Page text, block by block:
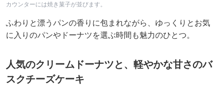
カウンターには焼き菓子が並びます。
ふわりと漂うパンの香りに包まれながら、ゆっくりとお気
に入りのパンやドーナツを選ぶ時間も魅力のひとつ。
人気のクリームドーナツと、軽やかな甘さのバ
スクチーズケーキ